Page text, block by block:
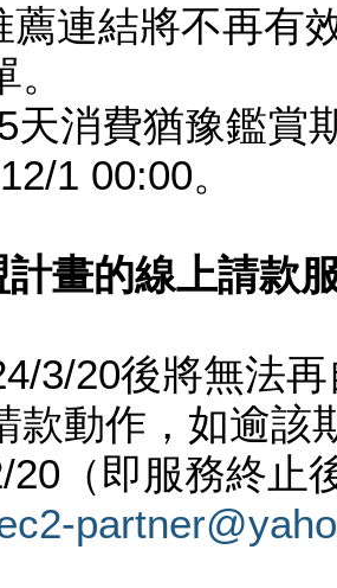
薦連結將不再有
天消費猶豫鑑賞
1 00:00。
計畫的線上請款
3/20後將無法
款動作，如逾該
20（即服務終止